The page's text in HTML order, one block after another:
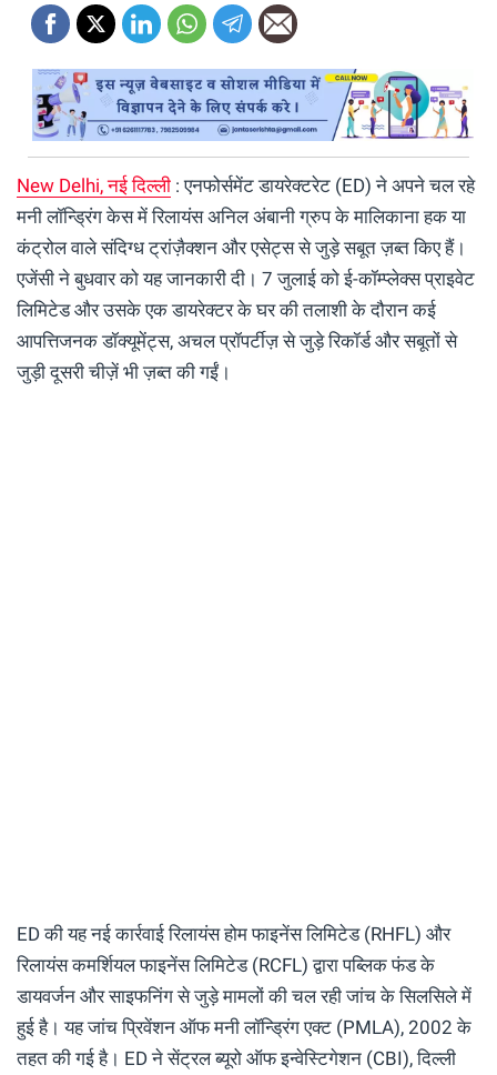
New Delhi, नई दिल्ली : एनफोर्समेंट डायरेक्टरेट (ED) ने अपने चल रहे
मनी लॉन्ड्रिंग केस में रिलायंस अनिल अंबानी ग्रुप के मालिकाना हक या
कंट्रोल वाले संदिग्ध ट्रांज़ैक्शन और एसेट्स से जुड़े सबूत ज़ब्त किए हैं।
एजेंसी ने बुधवार को यह जानकारी दी। 7 जुलाई को ई-कॉम्प्लेक्स प्राइवेट
लिमिटेड और उसके एक डायरेक्टर के घर की तलाशी के दौरान कई
आपत्तिजनक डॉक्यूमेंट्स, अचल प्रॉपर्टीज़ से जुड़े रिकॉर्ड और सबूतों से
जुड़ी दूसरी चीज़ें भी ज़ब्त की गईं।
ED की यह नई कार्रवाई रिलायंस होम फाइनेंस लिमिटेड (RHFL) और
रिलायंस कमर्शियल फाइनेंस लिमिटेड (RCFL) द्वारा पब्लिक फंड के
डायवर्जन और साइफनिंग से जुड़े मामलों की चल रही जांच के सिलसिले में
हुई है। यह जांच प्रिवेंशन ऑफ मनी लॉन्ड्रिंग एक्ट (PMLA), 2002 के
तहत की गई है। ED ने सेंट्रल ब्यूरो ऑफ इन्वेस्टिगेशन (CBI), दिल्ली